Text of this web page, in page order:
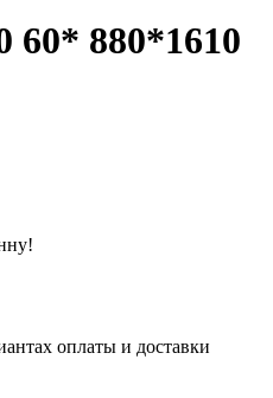
60* 880*1610
оплаты и доставки